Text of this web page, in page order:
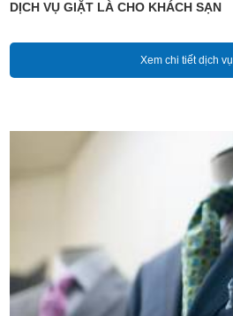
DỊCH VỤ GIẶT LÀ CHO KHÁCH SẠN
Xem chi tiết dịch vụ